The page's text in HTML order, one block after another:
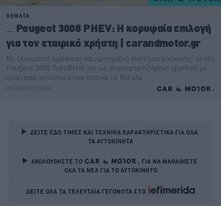
ΔΕΙΤΕ ΕΔΩ ΤΙΜΕΣ ΚΑΙ ΤΕΧΝΙΚΑ ΧΑΡΑΚΤΗΡΙΣΤΙΚΑ ΓΙΑ ΟΛΑ
ΤΑ ΑΥΤΟΚΙΝΗΤΑ
ΑΚΟΛΟΥΘΗΣΤΕ ΤΟ
ΓΙΑ ΝΑ ΜΑΘΑΙΝΕΤΕ
ΟΛΑ ΤΑ ΝΕΑ ΓΙΑ ΤΟ ΑΥΤΟΚΙΝΗΤΟ
ΔΕΙΤΕ ΟΛΑ ΤΑ ΤΕΛΕΥΤΑΙΑ ΓΕΓΟΝΟΤΑ ΣΤΟ